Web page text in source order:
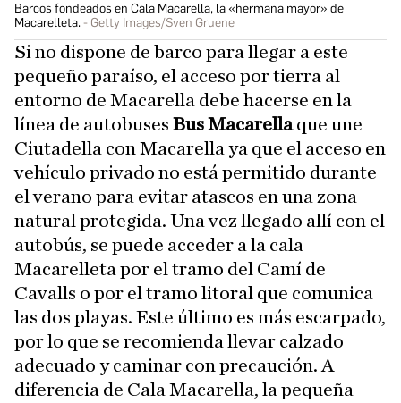
Barcos fondeados en Cala Macarella, la «hermana mayor» de
Macarelleta.
Getty Images/Sven Gruene
Si no dispone de barco para llegar a este
pequeño paraíso, el acceso por tierra al
entorno de Macarella debe hacerse en la
línea de autobuses Bus Macarellaque une
Ciutadella con Macarella ya que el acceso en
vehículo privado no está permitido durante
el verano para evitar atascos en una zona
natural protegida. Una vez llegado allí con el
autobús, se puede acceder a la cala
Macarelleta por el tramo del Camí de
Cavalls o por el tramo litoral que comunica
las dos playas. Este último es más escarpado,
por lo que se recomienda llevar calzado
adecuado y caminar con precaución. A
diferencia de Cala Macarella, la pequeña